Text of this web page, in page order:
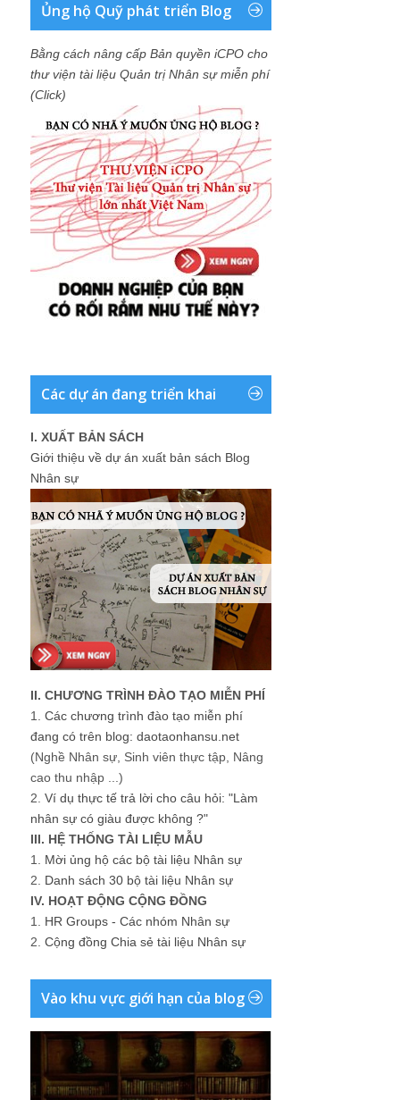
Ủng hộ Quỹ phát triển Blog
Bằng cách nâng cấp Bản quyền iCPO cho
thư viện tài liệu Quản trị Nhân sự miễn phí
(Click)
Các dự án đang triển khai
I. XUẤT BẢN SÁCH
Giới thiệu về dự án xuất bản sách Blog
Nhân sự
II. CHƯƠNG TRÌNH ĐÀO TẠO MIỄN PHÍ
1. Các chương trình đào tạo miễn phí
đang có trên blog: daotaonhansu.net
(Nghề Nhân sự, Sinh viên thực tập, Nâng
cao thu nhập ...)
2. Ví dụ thực tế trả lời cho câu hỏi: "Làm
nhân sự có giàu được không ?"
III. HỆ THỐNG TÀI LIỆU MẪU
1. Mời ủng hộ các bộ tài liệu Nhân sự
2. Danh sách 30 bộ tài liệu Nhân sự
IV. HOẠT ĐỘNG CỘNG ĐỒNG
1. HR Groups - Các nhóm Nhân sự
2. Cộng đồng Chia sẻ tài liệu Nhân sự
Vào khu vực giới hạn của blog